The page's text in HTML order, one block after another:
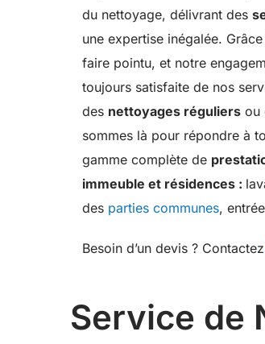
du nettoyage, délivrant des
une expertise inégalée.
faire pointu, et notre
toujours satisfaite de nos
des nettoyages réguliers ou
sommes là pour répondre à
gamme complète de
immeuble et résidences :
des parties communes,
Besoin d’un devis ? Contactez
Service de